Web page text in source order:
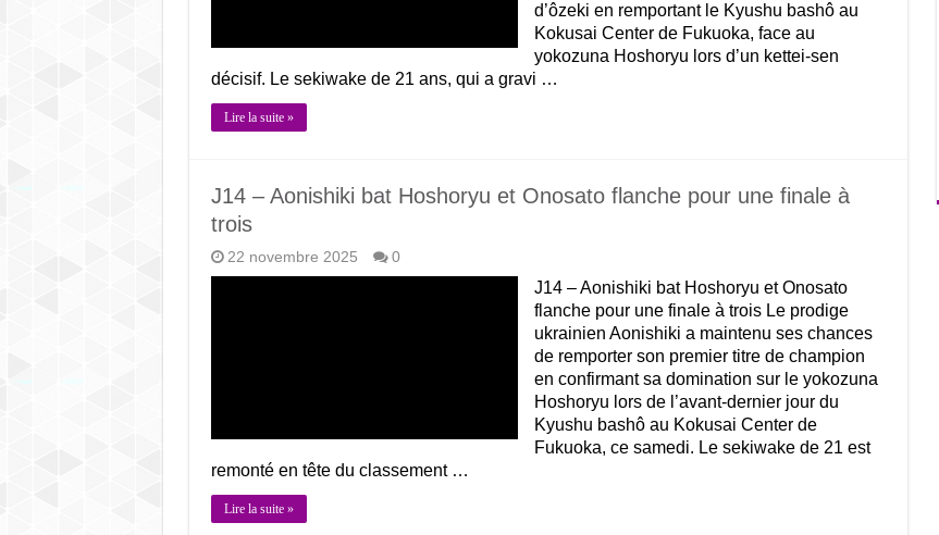
d’ôzeki en remportant le Kyushu bashô au
Kokusai Center de Fukuoka, face au
yokozuna Hoshoryu lors d’un kettei-sen
décisif. Le sekiwake de 21 ans, qui a gravi …
Lire la suite »
J14 – Aonishiki bat Hoshoryu et Onosato flanche pour une finale à
trois
22 novembre 2025 0
J14 – Aonishiki bat Hoshoryu et Onosato
flanche pour une finale à trois Le prodige
ukrainien Aonishiki a maintenu ses chances
de remporter son premier titre de champion
en confirmant sa domination sur le yokozuna
Hoshoryu lors de l’avant-dernier jour du
Kyushu bashô au Kokusai Center de
Fukuoka, ce samedi. Le sekiwake de 21 est
remonté en tête du classement …
Lire la suite »